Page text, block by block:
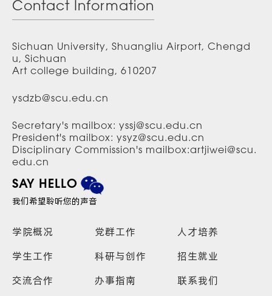
Contact Information
Sichuan University, Shuangliu Airport, Chengd
u, Sichuan
Art college building, 610207
ysdzb@scu.edu.cn
Secretary's mailbox: yssj@scu.edu.cn
President's mailbox: ysyz@scu.edu.cn
Disciplinary Commission's mailbox:artjiwei@scu.
edu.cn
SAY HELLO
我们希望聆听您的声音
学院概况 党群工作
人才培养
学生工作
科研与创作
招生就业
交流合作
办事指南 联系我们